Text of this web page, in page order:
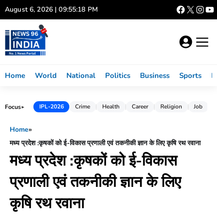
Skip
to
content
August 6, 2026 | 09:55:18 PM
Home World National Politics Business Sports
Focus► IPL-2026 Crime Health Career Religion Job
Home»
मध्य प्रदेश :कृषकों को ई-विकास प्रणाली एवं तकनीकी ज्ञान के लिए कृषि रथ रवाना
मध्य प्रदेश :कृषकों को ई-विकास
प्रणाली एवं तकनीकी ज्ञान के लिए
कृषि रथ रवाना